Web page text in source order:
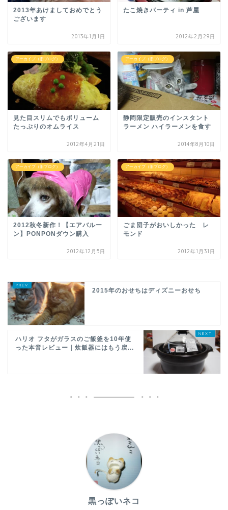
2013年あけましておめでとう
ございます
2013年1月1日
たこ焼きパーティ in 芦屋
2012年2月29日
アーカイブ（旧ブログ）
見た目スリムでもボリューム
たっぷりのオムライス
2012年4月21日
アーカイブ（旧ブログ）
静岡限定販売のインスタント
ラーメン ハイラーメンを食す
2014年8月10日
アーカイブ（旧ブログ）
2012秋冬新作！【エアバルー
ン】PONPONダウン購入
2012年12月5日
アーカイブ（旧ブログ）
ごま団子がおいしかった レ
モンド
2012年1月31日
2015年のおせちはディズニーおせち
ハリオ フタがガラスのご飯釜を10年使
った本音レビュー｜炊飯器にはもう戻...
黒っぽいネコ